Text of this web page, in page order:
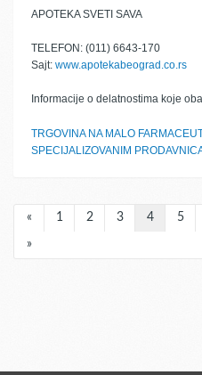
APOTEKA SVETI SAVA
TELEFON: (011) 6643-170
Sajt: www.apotekabeograd.co.rs
Informacije o delatnostima koje
TRGOVINA NA MALO
SPECIJALIZOVANIM
« 1 2 3 4 5
»